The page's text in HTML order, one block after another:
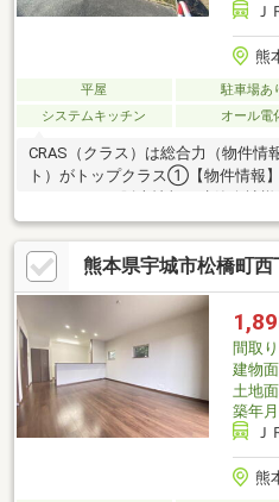
熊
平屋 駐車場あ
システムキッチン
オール電
CRAS（クラス）は総合力（物件情
ト）がトップクラス①【物件情報
デルハウスの販売情報や建築会社
会社の新着・未公開物件情報②【
様の比較や住宅ローンの審査のコ
ライフプランシミュレーションFP
【アフターサポート】▼税金面等
や住宅ローン控除のご案内やご相
フターサポートお引渡し後のメン
的な売却・賃貸等の運用サポート！
熊本県宇城市松橋町
間取り
建物
土地
築年月
Ｊ
熊